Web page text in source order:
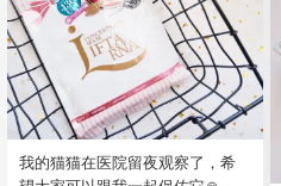
我的猫猫在医院留夜观察了，希